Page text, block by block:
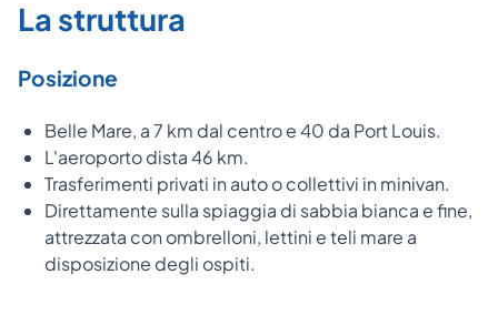
La struttura
Posizione
Belle Mare, a 7 km dal centro e 40 da Port Louis.
L'aeroporto dista 46 km.
Trasferimenti privati in auto o collettivi in minivan.
Direttamente sulla spiaggia di sabbia bianca e fine,
attrezzata con ombrelloni, lettini e teli mare a
disposizione degli ospiti.